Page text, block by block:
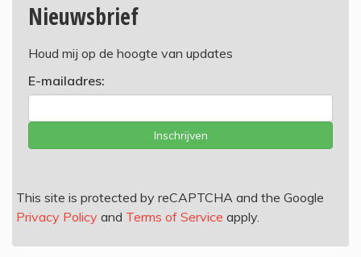
Nieuwsbrief
Houd mij op de hoogte van updates
E-mailadres:
Inschrijven
This site is protected by reCAPTCHA and the Google
Privacy Policy and Terms of Service apply.